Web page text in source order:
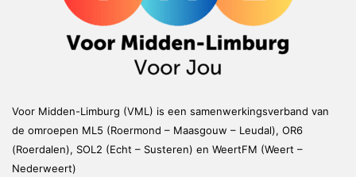
Voor Midden-Limburg (VML) is een samenwerkingsverband van
de omroepen ML5 (Roermond – Maasgouw – Leudal), OR6
(Roerdalen), SOL2 (Echt – Susteren) en WeertFM (Weert –
Nederweert)